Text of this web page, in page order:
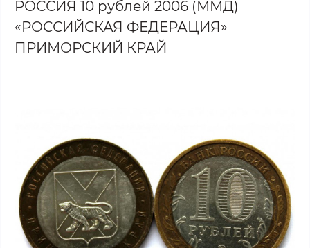
РОССИЯ 10 рублей 2006 (ММД)
«РОССИЙСКАЯ ФЕДЕРАЦИЯ»
ПРИМОРСКИЙ КРАЙ